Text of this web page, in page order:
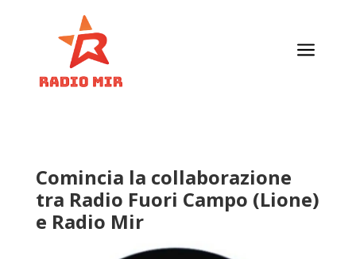
a
Comincia la collaborazione
tra Radio Fuori Campo (Lione)
e Radio Mir